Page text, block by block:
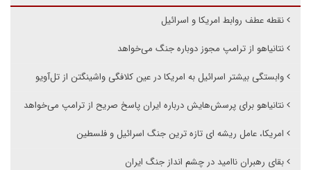
نقطه عطف روابط امریکا و اسرائیل
نتانیاهو از ترامپ مجوز دوباره جنگ می‌خواهد
وابستگی بیشتر اسرائیل به امریکا در عین کلافگی واشینگتن از تل‌آویو
نتانیاهو برای پرسش‌هایش درباره ایران پاسخ صریح از ترامپ می‌خواهد
امریکا، عامل ریشه ای تازه ترین جنگ اسرائیل و فلسطین
بقای رهبران ناامید در چشم انداز جنگ ایران